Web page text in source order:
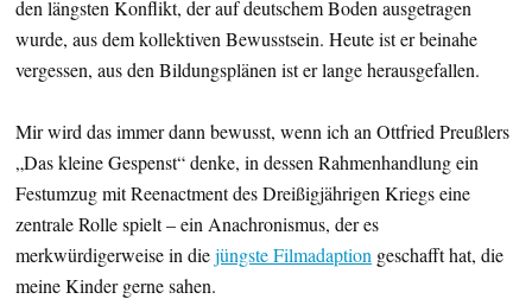
den längsten Konflikt, der auf deutschem Boden ausgetragen
wurde, aus dem kollektiven Bewusstsein. Heute ist er beinahe
vergessen, aus den Bildungsplänen ist er lange herausgefallen.
Mir wird das immer dann bewusst, wenn ich an Ottfried Preußlers
„Das kleine Gespenst“ denke, in dessen Rahmenhandlung ein
Festumzug mit Reenactment des Dreißigjährigen Kriegs eine
zentrale Rolle spielt – ein Anachronismus, der es
merkwürdigerweise in diejüngste Filmadaption geschafft hat, die
meine Kinder gerne sahen.